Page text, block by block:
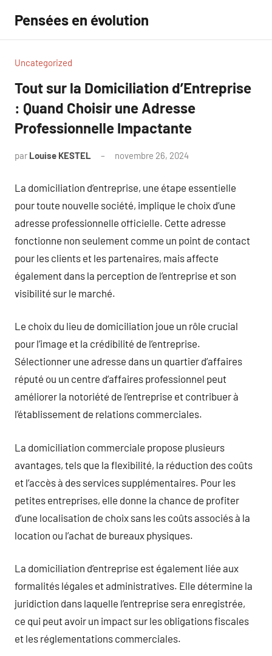
contenu
Pensées en évolution
Uncategorized
Tout sur la Domiciliation d’Entreprise
: Quand Choisir une Adresse
Professionnelle Impactante
par Louise KESTEL novembre 26, 2024
La domiciliation d’entreprise, une étape essentielle
pour toute nouvelle société, implique le choix d’une
adresse professionnelle officielle. Cette adresse
fonctionne non seulement comme un point de contact
pour les clients et les partenaires, mais affecte
également dans la perception de l’entreprise et son
visibilité sur le marché.
Le choix du lieu de domiciliation joue un rôle crucial
pour l’image et la crédibilité de l’entreprise.
Sélectionner une adresse dans un quartier d’affaires
réputé ou un centre d’affaires professionnel peut
améliorer la notoriété de l’entreprise et contribuer à
l’établissement de relations commerciales.
La domiciliation commerciale propose plusieurs
avantages, tels que la flexibilité, la réduction des coûts
et l’accès à des services supplémentaires. Pour les
petites entreprises, elle donne la chance de profiter
d’une localisation de choix sans les coûts associés à la
location ou l’achat de bureaux physiques.
La domiciliation d’entreprise est également liée aux
formalités légales et administratives. Elle détermine la
juridiction dans laquelle l’entreprise sera enregistrée,
ce qui peut avoir un impact sur les obligations fiscales
et les réglementations commerciales.